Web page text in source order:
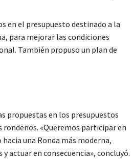
en el presupuesto destinado a la
para mejorar las condiciones
También propuso un plan de
propuestas en los presupuestos
rondeños. «Queremos participar en
una Ronda más moderna,
actuar en consecuencia», concluyó.